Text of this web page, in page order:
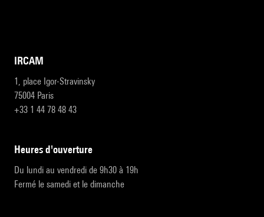
IRCAM
1, place Igor-Stravinsky
75004 Paris
+33 1 44 78 48 43
heures d'ouverture
Du lundi au vendredi de 9h30 à 19h
Fermé le samedi et le dimanche